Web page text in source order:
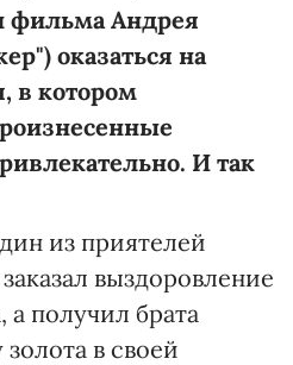
фильма Андрея
оказаться на
в котором
И так
из приятелей
выздоровление
а получил брата
в своей